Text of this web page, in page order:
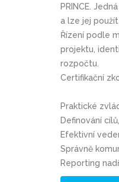
PRINCE.
a lze jej
Řízení podle
projektu,
rozpočtu.
Certifikační
Praktické
Definování
Efektivní
Správně
Reporting